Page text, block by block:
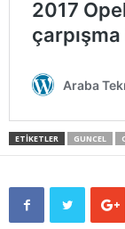
ETIKETLER GUNCEL